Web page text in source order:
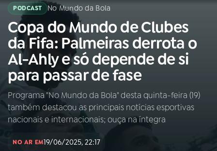
Buscar
na
Rádio
Nacional
Buscar
AO VIVO
01 INÍCIO
02A RÁDIO
PODCAST No Mundo da Bola
Copa do Mundo de Clubes
da Fifa: Palmeiras derrota o
Al-Ahly e só depende de si
para passar de fase
Programa "No Mundo da Bola" desta quinta-feira (19)
também destacou as principais notícias esportivas
nacionais e internacionais; ouça na íntegra
NO AR EM19/06/2025, 22:17